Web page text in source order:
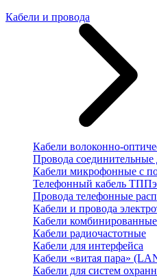
Кабели и провода
Кабели волоконно-
Провода соединительные
Кабели микрофонные с
Телефонный кабель
Провода телефонные
Кабели и провода
Кабели
Кабели радиочастотные
Кабели для интерфейса
Кабели «витая пара»
Кабели для систем